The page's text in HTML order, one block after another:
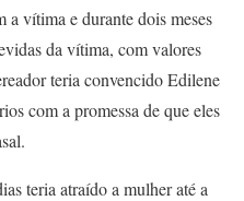
a vítima e durante dois meses
da vítima, com valores
teria convencido Edilene
com a promessa de que eles
teria atraído a mulher até a